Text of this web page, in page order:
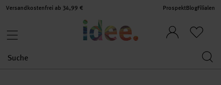
Versandkostenfrei ab 34,99 € ProspektBlogFilialen